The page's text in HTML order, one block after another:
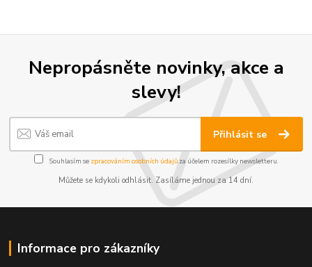
Nepropásněte novinky, akce a
slevy!
Přihlásit se
Souhlasím se zpracováním osobních údajůza účelem rozesílky newsletteru.
Můžete se kdykoli odhlásit. Zasíláme jednou za 14 dní.
Informace pro zákazníky